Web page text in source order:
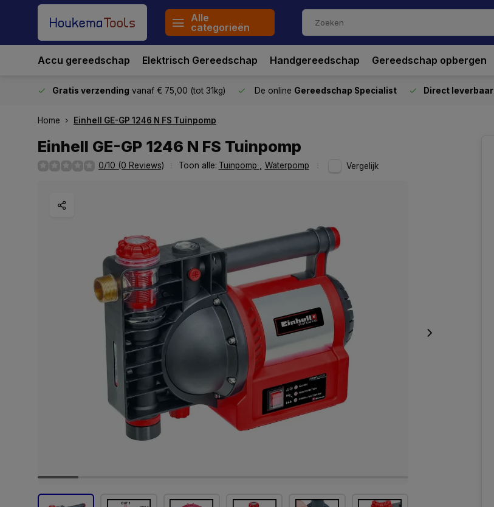
Alle
categorieën
Accu gereedschap Elektrisch Gereedschap Handgereedschap Gereedschap opbergen
Gratis verzending vanaf € 75,00 (tot 31kg) De online Gereedschap Specialist Direct leverbaar
Home Einhell GE-GP 1246 N FS Tuinpomp
Einhell GE-GP 1246 N FS Tuinpomp
0/10 (0 Reviews) Toon alle: Tuinpomp Waterpomp Vergelijk